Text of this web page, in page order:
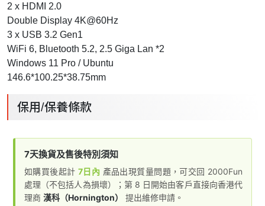
2 x HDMI 2.0
Double Display 4K@60Hz
3 x USB 3.2 Gen1
WiFi 6, Bluetooth 5.2, 2.5 Giga Lan *2
Windows 11 Pro / Ubuntu
146.6*100.25*38.75mm
保用/保養條款
7天換貨及售後特別須知
如購買後起計 7日內 產品出現質量問題，可交回 2000Fun
處理（不包括人為損壞）；第 8 日開始由客戶直接向香港代
理商 漢科（Hornington） 提出維修申請。